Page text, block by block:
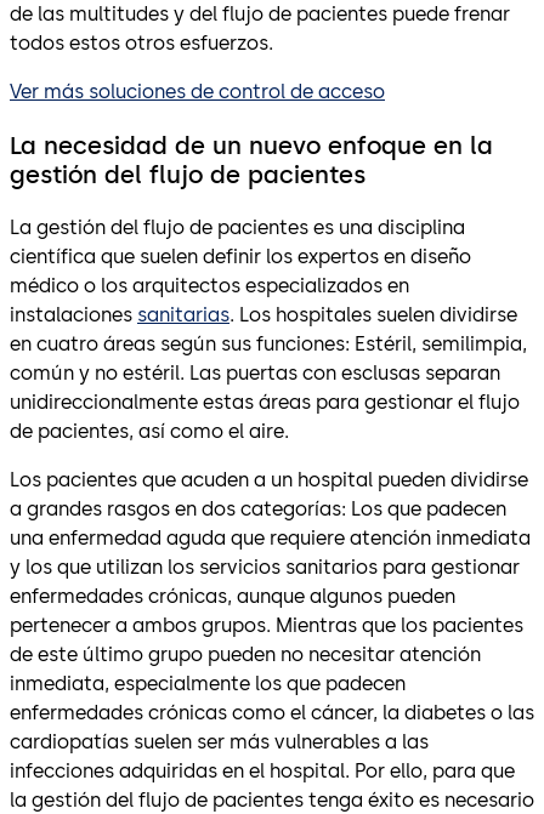
de las multitudes y del flujo de pacientes puede frenar
todos estos otros esfuerzos.
Ver más soluciones de control de acceso
La necesidad de un nuevo enfoque en la
gestión del flujo de pacientes
La gestión del flujo de pacientes es una disciplina
científica que suelen definir los expertos en diseño
médico o los arquitectos especializados en
instalaciones sanitarias. Los hospitales suelen dividirse
en cuatro áreas según sus funciones: Estéril, semilimpia,
común y no estéril. Las puertas con esclusas separan
unidireccionalmente estas áreas para gestionar el flujo
de pacientes, así como el aire.
Los pacientes que acuden a un hospital pueden dividirse
a grandes rasgos en dos categorías: Los que padecen
una enfermedad aguda que requiere atención inmediata
y los que utilizan los servicios sanitarios para gestionar
enfermedades crónicas, aunque algunos pueden
pertenecer a ambos grupos. Mientras que los pacientes
de este último grupo pueden no necesitar atención
inmediata, especialmente los que padecen
enfermedades crónicas como el cáncer, la diabetes o las
cardiopatías suelen ser más vulnerables a las
infecciones adquiridas en el hospital. Por ello, para que
la gestión del flujo de pacientes tenga éxito es necesario